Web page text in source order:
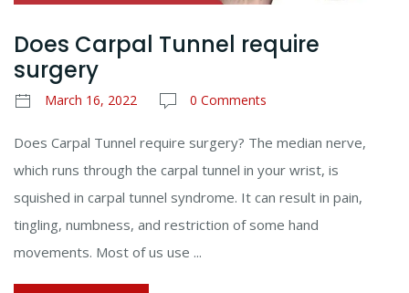
Does Carpal Tunnel require
surgery
March 16, 2022 0 Comments
Does Carpal Tunnel require surgery? The median nerve,
which runs through the carpal tunnel in your wrist, is
squished in carpal tunnel syndrome. It can result in pain,
tingling, numbness, and restriction of some hand
movements. Most of us use ...